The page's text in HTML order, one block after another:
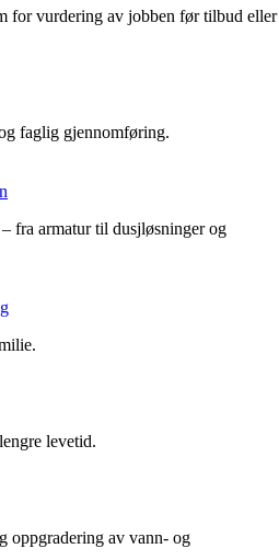
for vurdering av jobben før tilbud eller
faglig gjennomføring.
fra armatur til dusjløsninger og
levetid.
oppgradering av vann- og